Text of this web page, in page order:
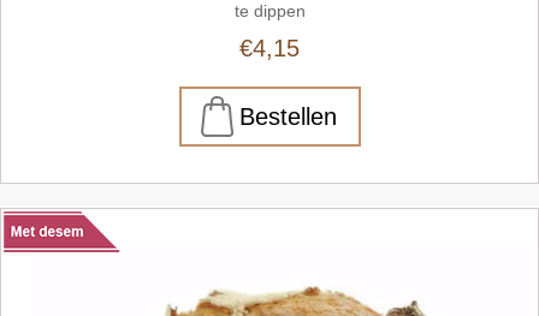
te dippen
€4,15